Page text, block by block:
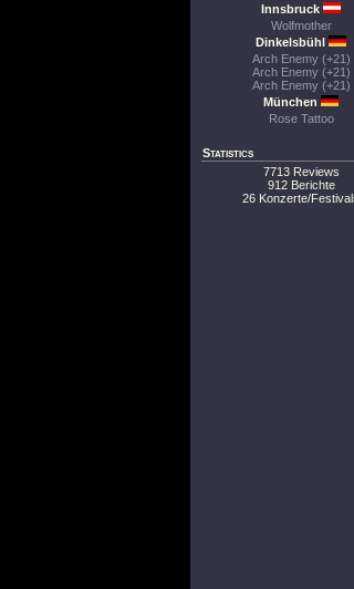
Innsbruck
Wolfmother
Dinkelsbühl
Arch Enemy (+21)
Arch Enemy (+21)
Arch Enemy (+21)
München
Rose Tattoo
Statistics
7713 Reviews
912 Berichte
26 Konzerte/